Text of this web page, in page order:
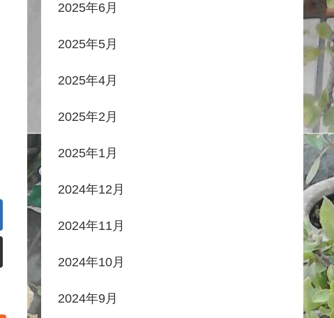
2025年6月
2025年5月
2025年4月
2025年2月
2025年1月
2024年12月
2024年11月
2024年10月
2024年9月